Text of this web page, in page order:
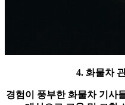
4. 화물차
경험이 풍부한 화물차 기사